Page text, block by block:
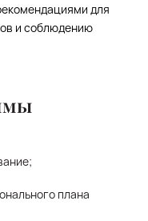
для
и соблюдению
плана